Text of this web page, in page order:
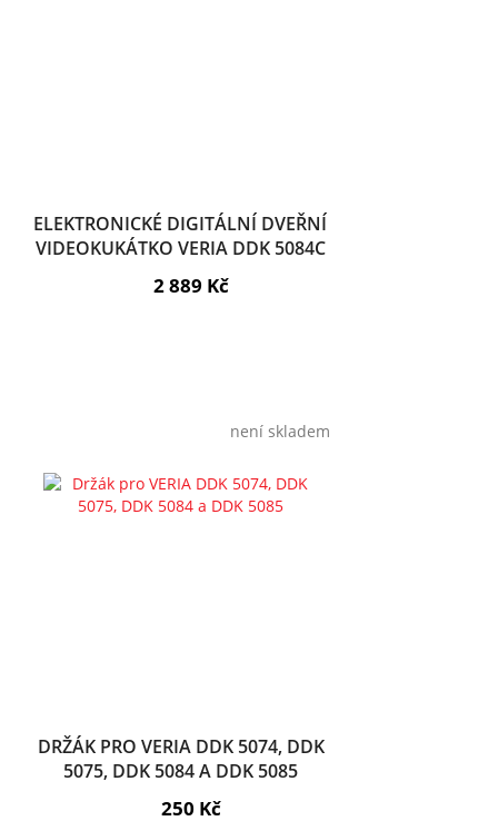
ELEKTRONICKÉ DIGITÁLNÍ DVEŘNÍ
VIDEOKUKÁTKO VERIA DDK 5084C
2 889 Kč
není skladem
DRŽÁK PRO VERIA DDK 5074, DDK
5075, DDK 5084 A DDK 5085
250 Kč